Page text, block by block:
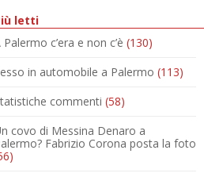
letti
Palermo c’era e non c’è (130)
in automobile a Palermo (113)
commenti (58)
covo di Messina Denaro a
Fabrizio Corona posta la foto